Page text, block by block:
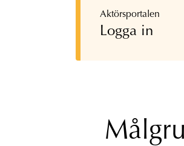
Aktörsportalen
Logga in